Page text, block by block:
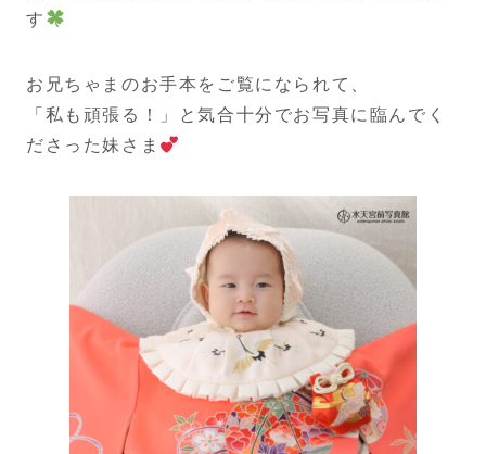
す
お兄ちゃまのお手本をご覧になられて、
「私も頑張る！」と気合十分でお写真に臨んでく
ださった妹さま